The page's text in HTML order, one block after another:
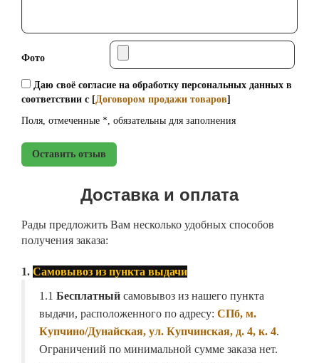
Фото
Даю своё согласие на обработку персональных данных в
соответствии с [Договором продажи товаров]
Поля, отмеченные *, обязательны для заполнения
Оставить отзыв
Доставка и оплата
Рады предложить Вам несколько удобных способов
получения заказа:
1. Самовывоз из пункта выдачи
1.1 Бесплатный самовывоз из нашего пункта
выдачи, расположенного по адресу: СПб, м.
Купчино/Дунайская, ул. Купчинская, д. 4, к. 4.
Ограничений по минимальной сумме заказа нет.